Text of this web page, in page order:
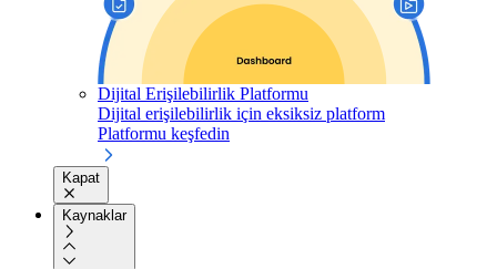
Dijital Erişilebilirlik Platformu
Dijital erişilebilirlik için eksiksiz platform
Platformu keşfedin
Kapat
Kaynaklar